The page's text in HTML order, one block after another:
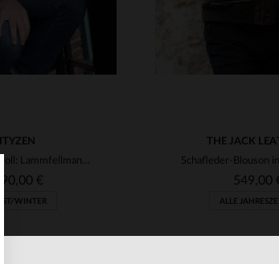
Warm und stilvoll: Lammfellmantel in zeitlosem Whiskybraun.
€
WINTER
THE JACK
549,00
ALLE